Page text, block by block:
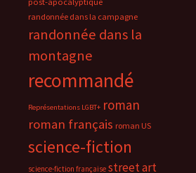
randonnée dans la campagne
randonnée dans la
montagne
recommandé
Représentations LGBT+ roman
roman français roman US
science-fiction
science-fiction française street art